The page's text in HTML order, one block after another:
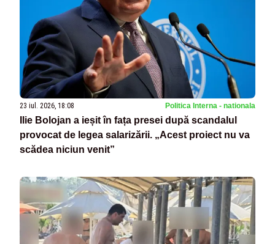
23 iul. 2026, 18:08 Politica Interna - nationala
Ilie Bolojan a ieșit în fața presei după scandalul
provocat de legea salarizării. „Acest proiect nu va
scădea niciun venit”